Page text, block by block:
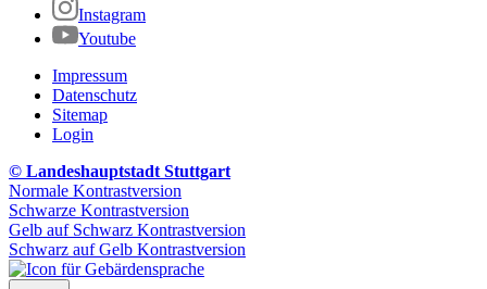
Instagram
Youtube
Impressum
Datenschutz
Sitemap
Login
© Landeshauptstadt Stuttgart
Normale Kontrastversion
Schwarze Kontrastversion
Gelb auf Schwarz Kontrastversion
Schwarz auf Gelb Kontrastversion